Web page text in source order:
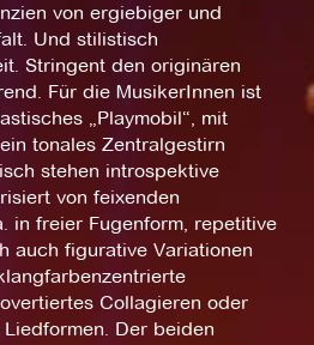
von ergiebiger und
Und stilistisch
Stringent den originären
Für die MusikerInnen ist
„Playmobil“, mit
tonales Zentralgestirn
stehen introspektive
von feixenden
in freier Fugenform, repetitive
auch figurative Variationen
Collagieren oder
Der beiden